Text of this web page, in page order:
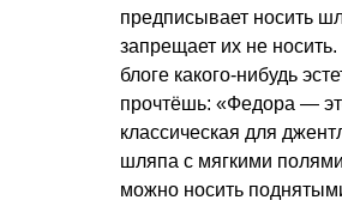
предписывает носить
запрещает их не носить.
блоге какого-нибудь
прочтёшь: «Федора —
классическая для
шляпа с мягкими
можно носить